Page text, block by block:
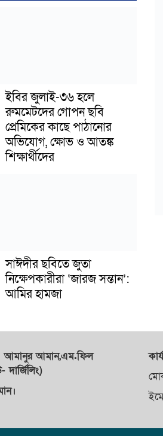
ইবির জুলাই-৩৬ হলে
রুমমেটদের গোপন ছবি
প্রেমিকের কাছে পাঠানোর
অভিযোগ, ক্ষোভ ও আতঙ্ক
শিক্ষার্থীদের
সাঈদীর ছবিতে জুতা
নিক্ষেপকারীরা ‘জারজ সন্তান’:
আমির হামজা
আমান,এম.ফিল